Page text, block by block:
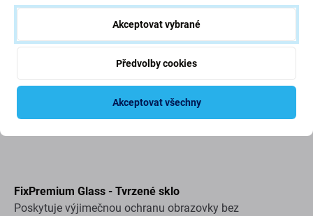
FixPremium Glass - Tvrzené sklo
Poskytuje výjimečnou ochranu obrazovky bez
Akceptovat vybrané
Předvolby cookies
Akceptovat všechny